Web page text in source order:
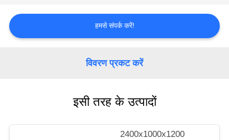
करें
करें
हमसे संपर्क करें!
विवरण प्रकट करें
इसी तरह के उत्पादों
2400x1000x1200